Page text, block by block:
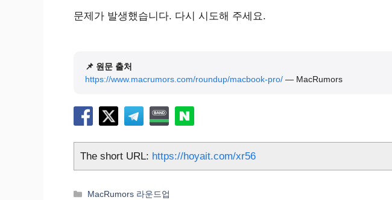
문제가 발생했습니다. 다시 시도해 주세요.
📌 원문 출처
https://www.macrumors.com/roundup/macbook-pro/— MacRumors
The short URL: https://hoyait.com/xr56
카
MacRumors 라운드업